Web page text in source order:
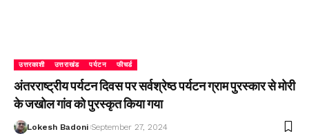
उत्तरकाशी उत्तराखंड पर्यटन फीचर्ड
अंतरराष्ट्रीय पर्यटन दिवस पर सर्वश्रेष्ठ पर्यटन ग्राम पुरस्कार से मोरी
के जखोल गांव को पुरस्कृत किया गया
Lokesh Badoni September 27, 2024